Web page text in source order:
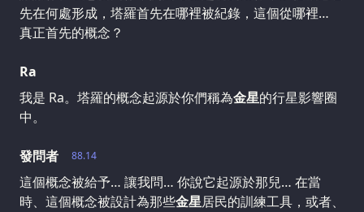
先在何處形成，塔羅首先在哪裡被紀錄，這個從哪裡…
真正首先的概念？
Ra
我是 Ra。塔羅的概念起源於你們稱為金星的行星影響圈
中。
88.14
發問者
這個概念被給予… 讓我問… 你說它起源於那兒… 在當
時、這個概念被設計為那些金星居民的訓練工具，或者、